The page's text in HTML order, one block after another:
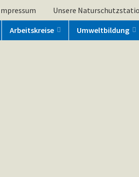
Unsere
Arbeitskreise Umweltbildung